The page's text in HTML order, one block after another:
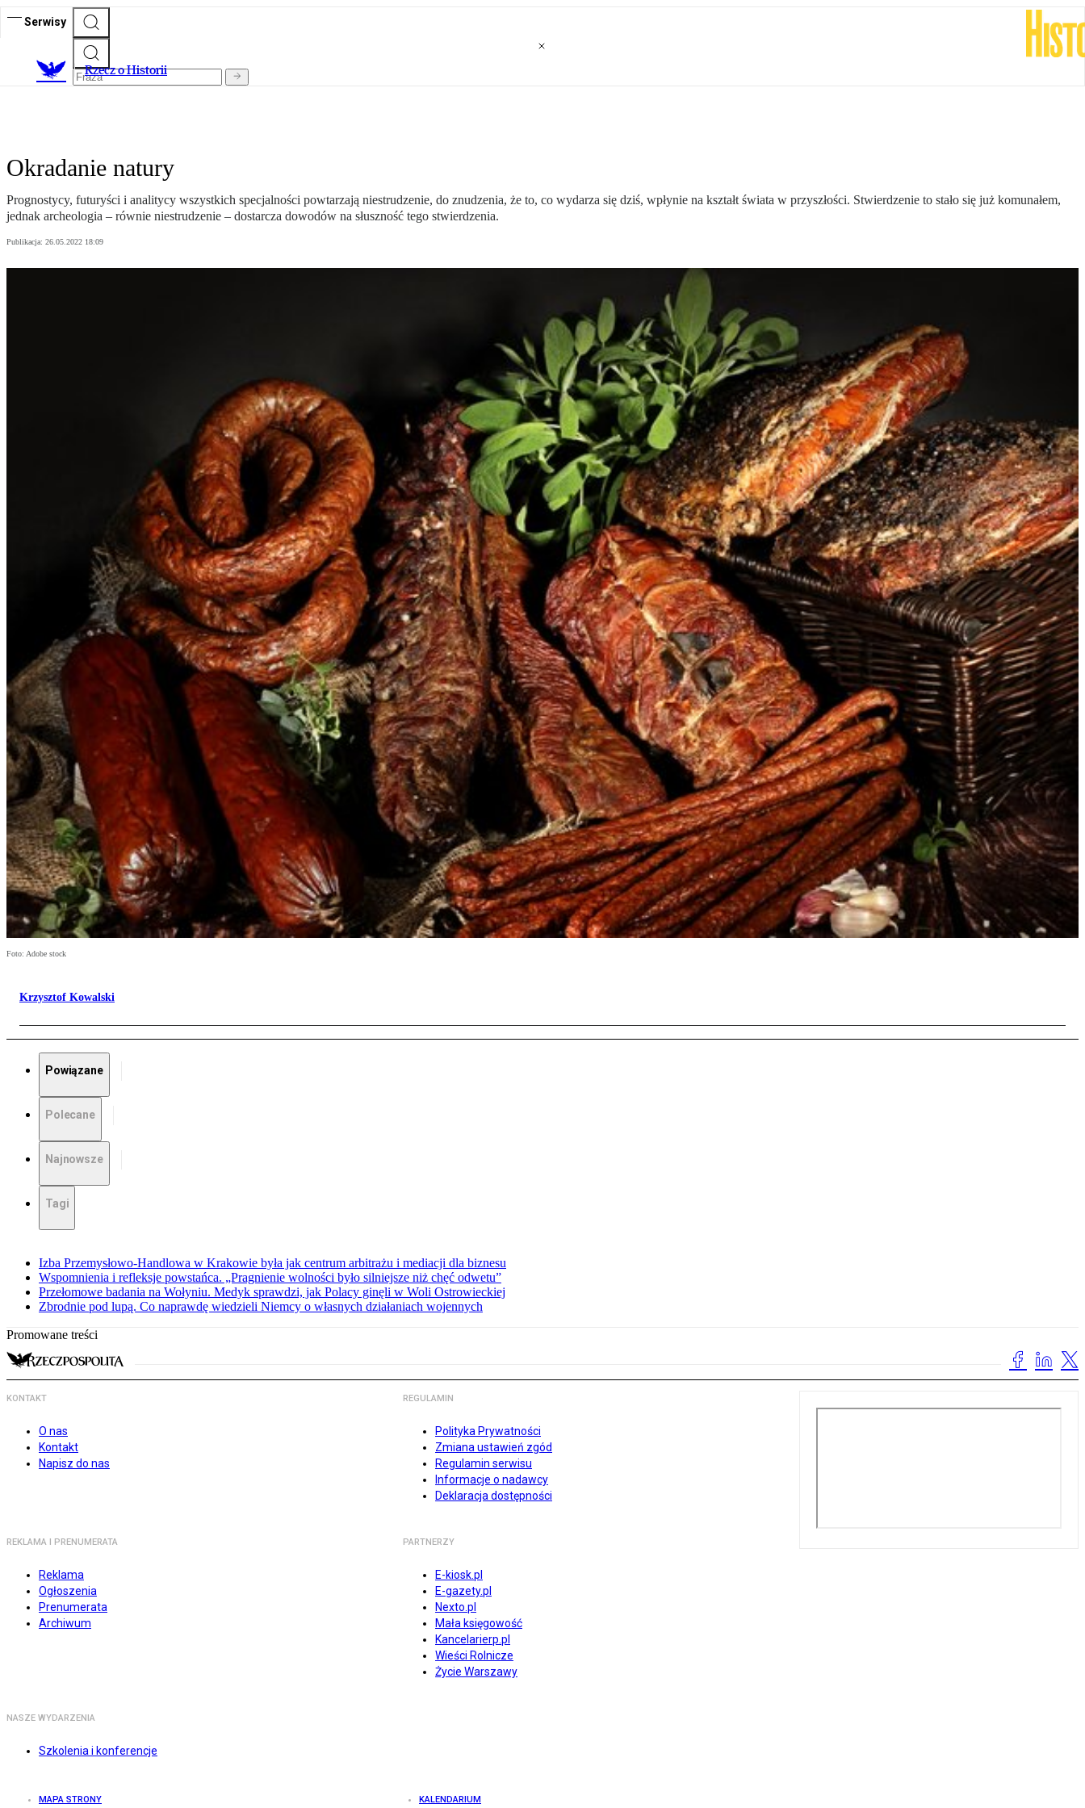
Serwisy
Rzecz o Historii
Okradanie natury
Prognostycy, futuryści i analitycy wszystkich specjalności powtarzają niestrudzenie, do znudzenia, że to, co wydarza się dziś, wpłynie na kształt świata w przyszłości. Stwierdzenie to stało się już komunałem,
jednak archeologia – równie niestrudzenie – dostarcza dowodów na słuszność tego stwierdzenia.
Publikacja: 26.05.2022 18:09
Foto: Adobe stock
Krzysztof Kowalski
Powiązane
Polecane
Najnowsze
Tagi
Izba Przemysłowo-Handlowa w Krakowie była jak centrum arbitrażu i mediacji dla biznesu
Wspomnienia i refleksje powstańca. „Pragnienie wolności było silniejsze niż chęć odwetu”
Przełomowe badania na Wołyniu. Medyk sprawdzi, jak Polacy ginęli w Woli Ostrowieckiej
Zbrodnie pod lupą. Co naprawdę wiedzieli Niemcy o własnych działaniach wojennych
Promowane treści
KONTAKT
O nas
Kontakt
Napisz do nas
REGULAMIN
Polityka Prywatności
Zmiana ustawień zgód
Regulamin serwisu
Informacje o nadawcy
Deklaracja dostępności
REKLAMA I PRENUMERATA
Reklama
Ogłoszenia
Prenumerata
Archiwum
PARTNERZY
E-kiosk.pl
E-gazety.pl
Nexto.pl
Mała księgowość
Kancelarierp.pl
Wieści Rolnicze
Życie Warszawy
NASZE WYDARZENIA
Szkolenia i konferencje
MAPA STRONY KALENDARIUM